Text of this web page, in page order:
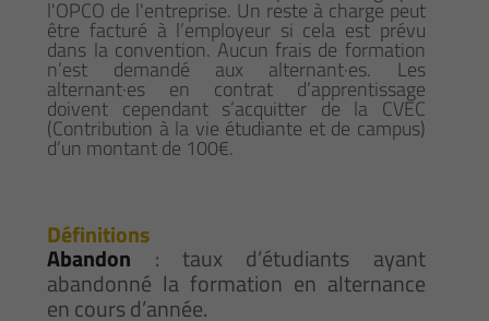
l'OPCO de l'entreprise. Un reste à charge peut
être facturé à l’employeur si cela est prévu
dans la convention. Aucun frais de formation
n’est demandé aux alternant·es. Les
alternant·es en contrat d’apprentissage
doivent cependant s’acquitter de la CVEC
(Contribution à la vie étudiante et de campus)
d’un montant de 100€.
Définitions
Abandon : taux d’étudiants ayant
abandonné la formation en alternance
en cours d’année.